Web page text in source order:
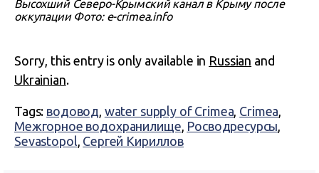
Высохший Северо-Крымский канал в Крыму после
оккупации Фото: e-crimea.info
Sorry, this entry is only available in Russian and
Ukrainian.
Tags: водовод, water supply of Crimea, Crimea,
Межгорное водохранилище, Росводресурсы,
Sevastopol, Сергей Кириллов